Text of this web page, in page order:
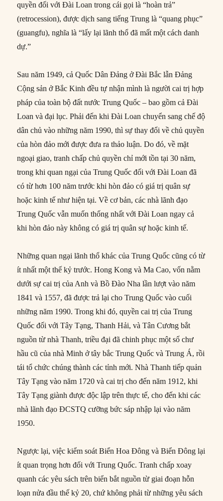
quyền đối với Đài Loan trong cái gọi là “hoàn trả”
(retrocession), được dịch sang tiếng Trung là “quang phục”
(guangfu), nghĩa là “lấy lại lãnh thổ đã mất một cách danh
dự.”
Sau năm 1949, cả Quốc Dân Đảng ở Đài Bắc lẫn Đảng
Cộng sản ở Bắc Kinh đều tự nhận mình là người cai trị hợp
pháp của toàn bộ đất nước Trung Quốc – bao gồm cả Đài
Loan và đại lục. Phải đến khi Đài Loan chuyển sang chế độ
dân chủ vào những năm 1990, thì sự thay đổi về chủ quyền
của hòn đảo mới được đưa ra thảo luận. Do đó, về mặt
ngoại giao, tranh chấp chủ quyền chỉ mới tồn tại 30 năm,
trong khi quan ngại của Trung Quốc đối với Đài Loan đã
có từ hơn 100 năm trước khi hòn đảo có giá trị quân sự
hoặc kinh tế như hiện tại. Về cơ bản, các nhà lãnh đạo
Trung Quốc vẫn muốn thống nhất với Đài Loan ngay cả
khi hòn đảo này không có giá trị quân sự hoặc kinh tế.
Những quan ngại lãnh thổ khác của Trung Quốc cũng có từ
ít nhất một thế kỷ trước. Hong Kong và Ma Cao, vốn nằm
dưới sự cai trị của Anh và Bồ Đào Nha lần lượt vào năm
1841 và 1557, đã được trả lại cho Trung Quốc vào cuối
những năm 1990. Trong khi đó, quyền cai trị của Trung
Quốc đối với Tây Tạng, Thanh Hải, và Tân Cương bắt
nguồn từ nhà Thanh, triều đại đã chinh phục một số chư
hầu cũ của nhà Minh ở tây bắc Trung Quốc và Trung Á, rồi
tái tổ chức chúng thành các tỉnh mới. Nhà Thanh tiếp quản
Tây Tạng vào năm 1720 và cai trị cho đến năm 1912, khi
Tây Tạng giành được độc lập trên thực tế, cho đến khi các
nhà lãnh đạo ĐCSTQ cưỡng bức sáp nhập lại vào năm
1950.
Ngược lại, việc kiểm soát Biển Hoa Đông và Biển Đông lại
ít quan trọng hơn đối với Trung Quốc. Tranh chấp xoay
quanh các yêu sách trên biển bắt nguồn từ giai đoạn hỗn
loạn nửa đầu thế kỷ 20, chứ không phải từ những yêu sách